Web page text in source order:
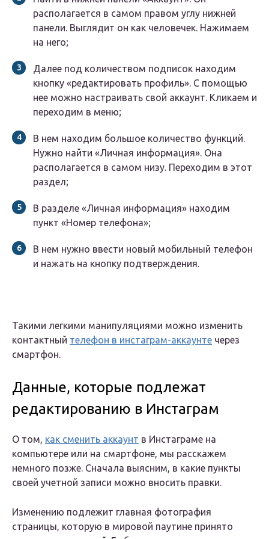
располагается в самом правом углу нижней
панели. Выглядит он как человечек. Нажимаем
на него;
Далее под количеством подписок находим
кнопку «редактировать профиль». С помощью
нее можно настраивать свой аккаунт. Кликаем и
переходим в меню;
В нем находим большое количество функций.
Нужно найти «Личная информация». Она
располагается в самом низу. Переходим в этот
раздел;
В разделе «Личная информация» находим
пункт «Номер телефона»;
В нем нужно ввести новый мобильный телефон
и нажать на кнопку подтверждения.
Такими легкими манипуляциями можно изменить
контактный телефон в инстаграм-аккаунте через
смартфон.
Данные, которые подлежат
редактированию в Инстаграм
О том, как сменить аккаунт в Инстаграме на
компьютере или на смартфоне, мы расскажем
немного позже. Сначала выясним, в какие пункты
своей учетной записи можно вносить правки.
Изменению подлежит главная фотография
страницы, которую в мировой паутине принято